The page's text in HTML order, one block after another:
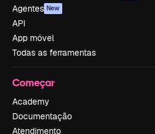
Agentes New
API
App móvel
Todas as ferramentas
Começar
Academy
Documentação
Atendimento